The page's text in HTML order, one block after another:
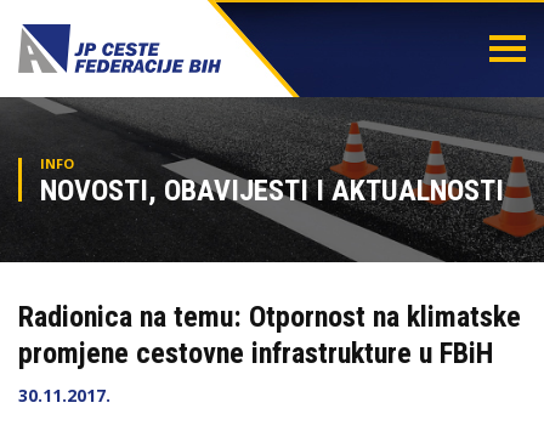
INFO
NOVOSTI, OBAVIJESTI I AKTUALNOSTI
Radionica na temu: Otpornost na klimatske
promjene cestovne infrastrukture u FBiH
30.11.2017.